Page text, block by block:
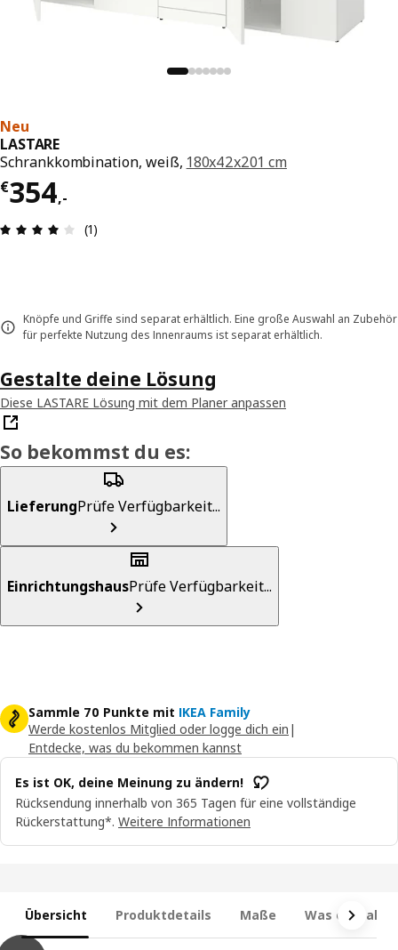
Neu
LASTARE
Schrankkombination, weiß, 180x42x201 cm
€354,-
Preis € 354,-
Produktbewertung: 4 von 5 Sterne Alle
(1)
Knöpfe und Griffe sind separat erhältlich. Eine große Auswahl an Zubehör
für perfekte Nutzung des Innenraums ist separat erhältlich.
Gestalte deine Lösung
Diese LASTARE Lösung mit dem Planer anpassen
So bekommst du es:
LieferungPrüfe Verfügbarkeit...
EinrichtungshausPrüfe Verfügbarkeit...
Sammle 70 Punkte mit IKEA Family
Werde kostenlos Mitglied oder logge dich ein |
Entdecke, was du bekommen kannst
Es ist OK, deine Meinung zu ändern!
Rücksendung innerhalb von 365 Tagen für eine vollständige
Rückerstattung*. Weitere Informationen
Übersicht Produktdetails Maße Was